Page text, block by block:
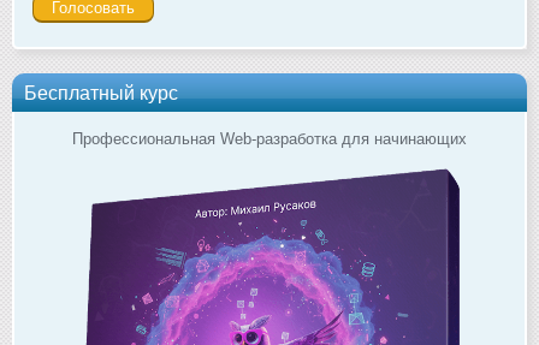
Бесплатный курс
Профессиональная Web-разработка для начинающих